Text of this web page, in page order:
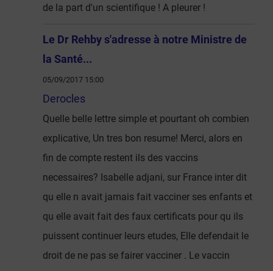
de la part d'un scientifique ! A pleurer !
Le Dr Rehby s'adresse à notre Ministre de
la Santé...
05/09/2017 15:00
Derocles
Quelle belle lettre simple et pourtant oh combien
explicative, Un tres bon resume! Merci, alors en
fin de compte restent ils des vaccins
necessaires? Isabelle adjani, sur France inter dit
qu elle n avait jamais fait vacciner ses enfants et
qu elle avait fait des faux certificats pour qu ils
puissent continuer leurs etudes, Elle defendait le
droit de ne pas se fairer vacciner . Le vaccin